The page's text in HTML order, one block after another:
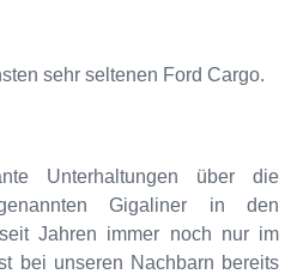
sehr seltenen Ford Cargo.
Unterhaltungen über die
Gigaliner in den
Jahren immer noch nur im
bei unseren Nachbarn bereits